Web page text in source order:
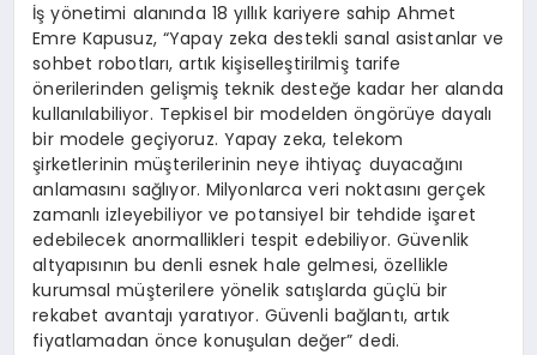
İş yönetimi alanında 18 yıllık kariyere sahip Ahmet
Emre Kapusuz, “Yapay zeka destekli sanal asistanlar ve
sohbet robotları, artık kişiselleştirilmiş tarife
önerilerinden gelişmiş teknik desteğe kadar her alanda
kullanılabiliyor. Tepkisel bir modelden öngörüye dayalı
bir modele geçiyoruz. Yapay zeka, telekom
şirketlerinin müşterilerinin neye ihtiyaç duyacağını
anlamasını sağlıyor. Milyonlarca veri noktasını gerçek
zamanlı izleyebiliyor ve potansiyel bir tehdide işaret
edebilecek anormallikleri tespit edebiliyor. Güvenlik
altyapısının bu denli esnek hale gelmesi, özellikle
kurumsal müşterilere yönelik satışlarda güçlü bir
rekabet avantajı yaratıyor. Güvenli bağlantı, artık
fiyatlamadan önce konuşulan değer” dedi.